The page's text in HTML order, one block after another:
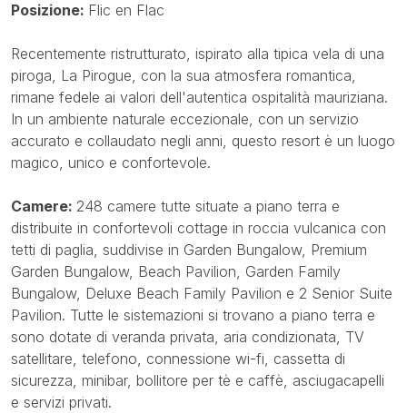
Posizione: Flic en Flac
Recentemente ristrutturato, ispirato alla tipica vela di una
piroga, La Pirogue, con la sua atmosfera romantica,
rimane fedele ai valori dell'autentica ospitalità mauriziana.
In un ambiente naturale eccezionale, con un servizio
accurato e collaudato negli anni, questo resort è un luogo
magico, unico e confortevole.
Camere: 248 camere tutte situate a piano terra e
distribuite in confortevoli cottage in roccia vulcanica con
tetti di paglia, suddivise in Garden Bungalow, Premium
Garden Bungalow, Beach Pavilion, Garden Family
Bungalow, Deluxe Beach Family Pavilion e 2 Senior Suite
Pavilion. Tutte le sistemazioni si trovano a piano terra e
sono dotate di veranda privata, aria condizionata, TV
satellitare, telefono, connessione wi-fi, cassetta di
sicurezza, minibar, bollitore per tè e caffè, asciugacapelli
e servizi privati.